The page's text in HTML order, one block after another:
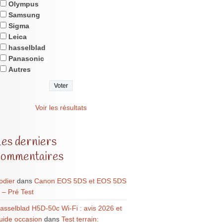
Olympus
Samsung
Sigma
Leica
hasselblad
Panasonic
Autres
Voir les résultats
derniers
dans Canon EOS 5DS et EOS 5DS
– Pré Test
H5D-50c Wi-Fi : avis 2026 et
occasion dans Test terrain: